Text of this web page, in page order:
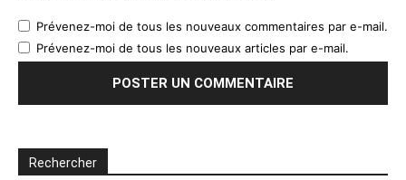
Prévenez-moi de tous les nouveaux commentaires par e-mail.
Prévenez-moi de tous les nouveaux articles par e-mail.
Rechercher